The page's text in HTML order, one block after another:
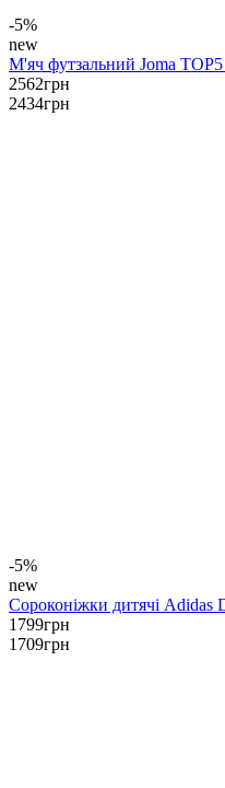
-5%
new
М'яч футзальний Joma
2562грн
2434грн
-5%
new
Сороконіжки дитячі
1799грн
1709грн